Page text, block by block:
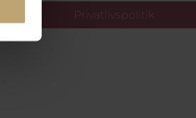
Privatlivspolitik